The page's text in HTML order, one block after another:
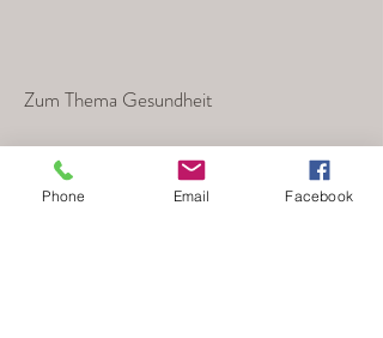
Zum Thema Gesundheit
Information zur Degenerative Myelopathie
(DM)
Phone Email Facebook